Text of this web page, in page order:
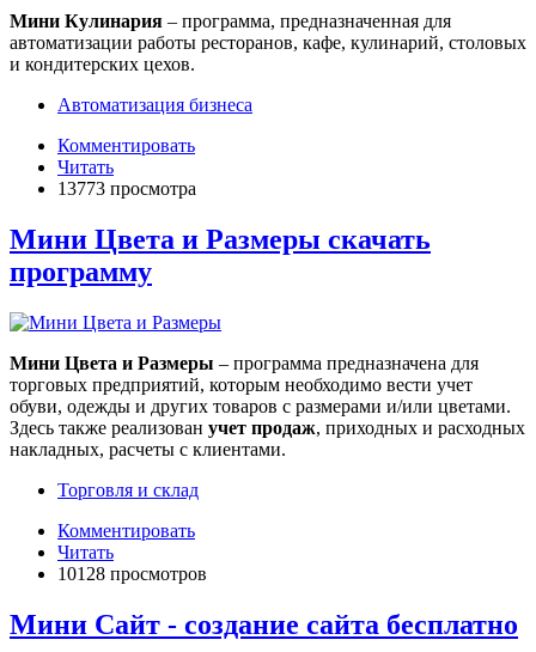
Мини Кулинария – программа, предназначенная для
автоматизации работы ресторанов, кафе, кулинарий, столовых
и кондитерских цехов.
Автоматизация бизнеса
Комментировать
Читать
13773 просмотра
Мини Цвета и Размеры скачать
программу
Мини Цвета и Размеры – программа предназначена для
торговых предприятий, которым необходимо вести учет
обуви, одежды и других товаров с размерами и/или цветами.
Здесь также реализован учет продаж, приходных и расходных
накладных, расчеты с клиентами.
Торговля и склад
Комментировать
Читать
10128 просмотров
Мини Сайт - создание сайта бесплатно